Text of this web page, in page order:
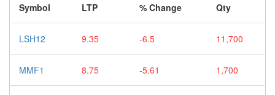
Symbol LTP % Change Qty
LSH12 9.35 -6.5 11,700
MMF1 8.75 -5.61 1,700